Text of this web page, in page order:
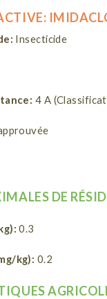
Insecticide
4 A
DE
0.3
kg): 0.2